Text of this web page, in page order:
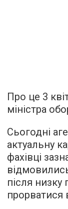
Про це 3
міністра
Сьогодні
актуальну
фахівці
після
прорватися